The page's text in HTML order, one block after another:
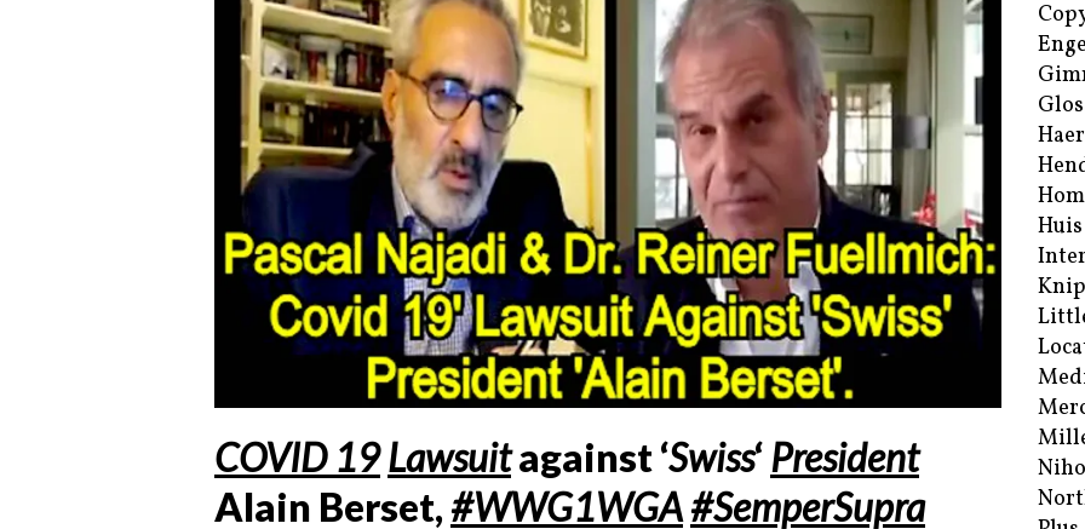
COVID 19Lawsuitagainst ‘Swiss‘ President
Alain Berset,#WWG1WGA#SemperSupra